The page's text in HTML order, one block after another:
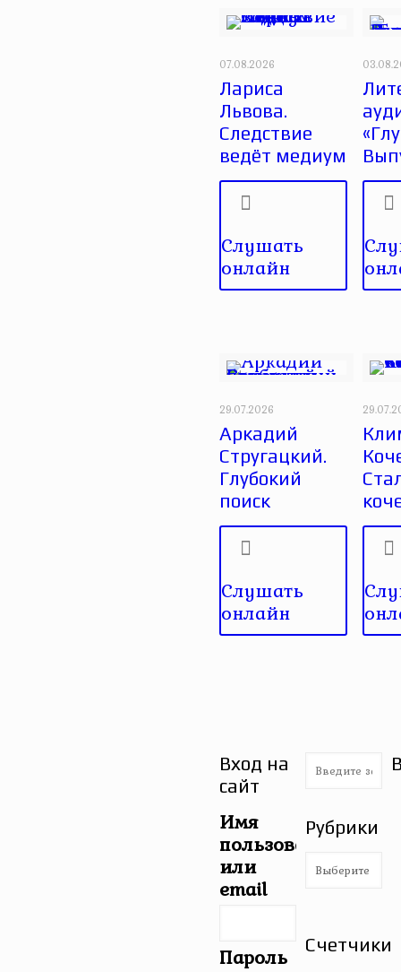
07.08.2026
Лариса
Львова.
Следствие
ведёт медиум
Слушать
онлайн
29.07.2026
Аркадий
Стругацкий.
Глубокий
поиск
Слушать
онлайн
Вход на
сайт
Имя
пользователя
или
email
Пароль
Рубрики
Рубрики
Счетчики